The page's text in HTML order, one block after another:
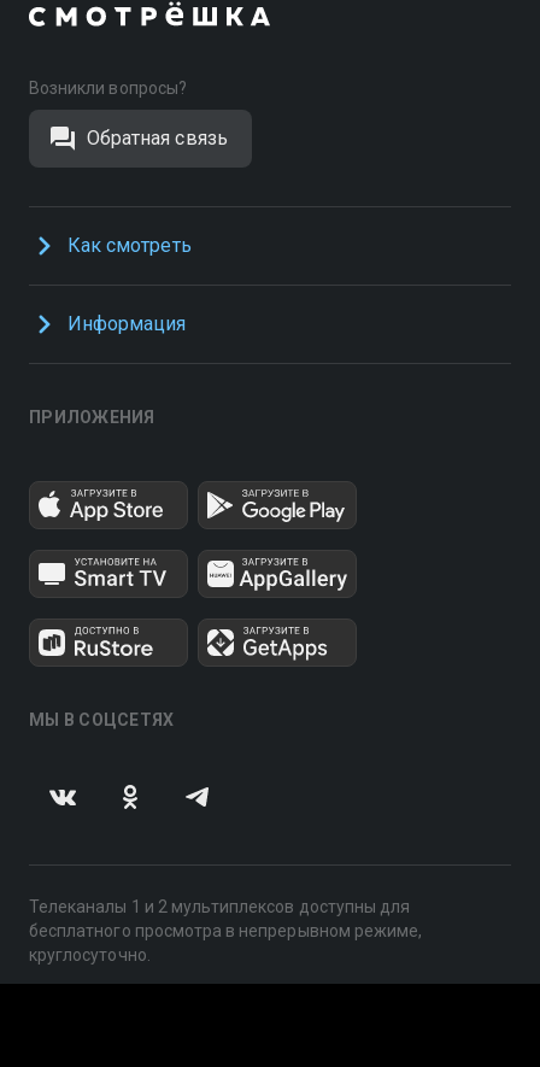
Возникли вопросы?
Обратная связь
Как смотреть
Информация
ПРИЛОЖЕНИЯ
МЫ В СОЦСЕТЯХ
Телеканалы 1 и 2 мультиплексов доступны для
бесплатного просмотра в непрерывном режиме,
круглосуточно.